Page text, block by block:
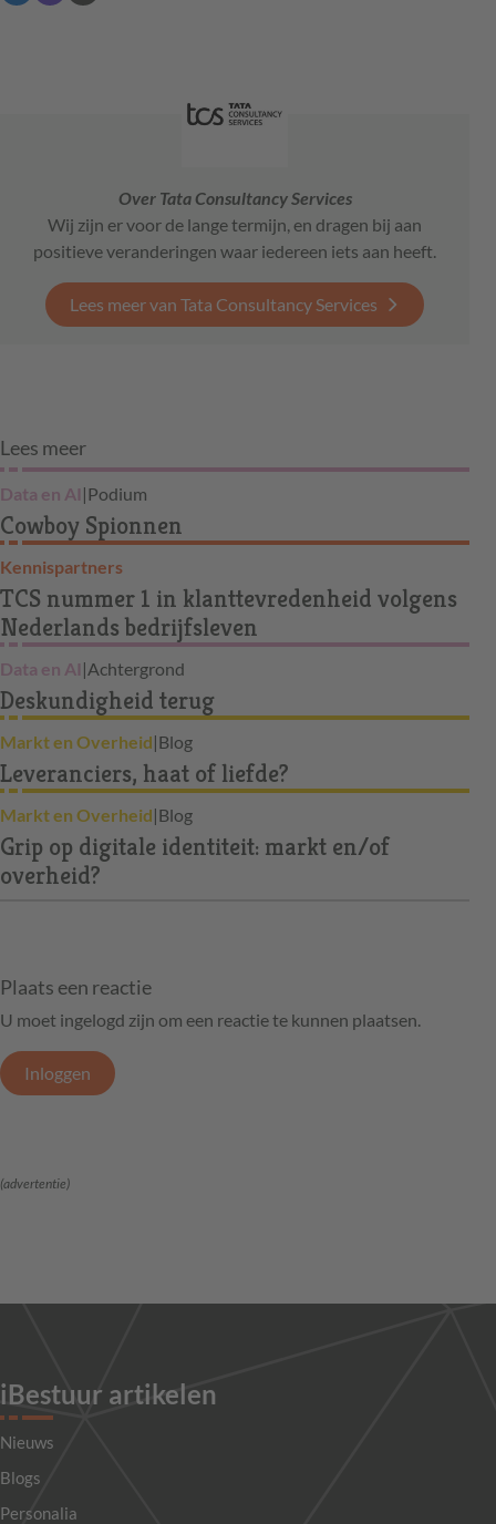
Over Tata Consultancy Services
Wij zijn er voor de lange termijn, en dragen bij aan
positieve veranderingen waar iedereen iets aan heeft.
Lees meer van Tata Consultancy Services
Lees meer
Data en AI |Podium
Cowboy Spionnen
Kennispartners
TCS nummer 1 in klanttevredenheid volgens
Nederlands bedrijfsleven
Data en AI |Achtergrond
Deskundigheid terug
Markt en Overheid|Blog
Leveranciers, haat of liefde?
Markt en Overheid|Blog
Grip op digitale identiteit: markt en/of
overheid?
Plaats een reactie
U moet ingelogd zijn om een reactie te kunnen plaatsen.
Inloggen
(advertentie)
iBestuur artikelen
Nieuws
Blogs
Personalia